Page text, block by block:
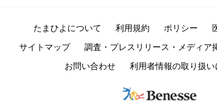
たまひよについて 利用規約 ポリシー
サイトマップ
調査・プレスリリース・メディア
お問い合わせ
利用者情報の取り扱い